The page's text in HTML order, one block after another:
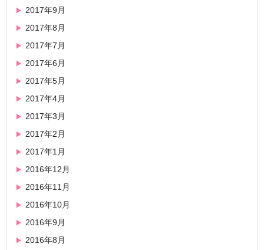
2017年9月
2017年8月
2017年7月
2017年6月
2017年5月
2017年4月
2017年3月
2017年2月
2017年1月
2016年12月
2016年11月
2016年10月
2016年9月
2016年8月